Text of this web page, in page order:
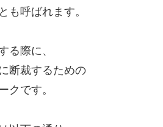
も呼ばれます。
る際に、
断裁するための
クです。